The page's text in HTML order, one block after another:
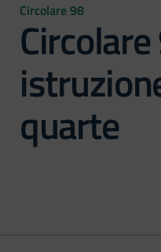
Circolare 98
quarte